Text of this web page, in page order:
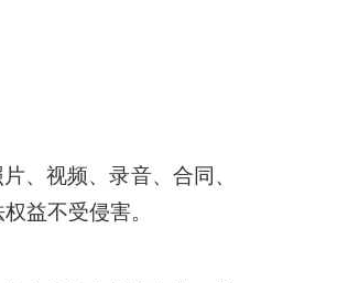
、视频、录音、合同、
益不受侵害。